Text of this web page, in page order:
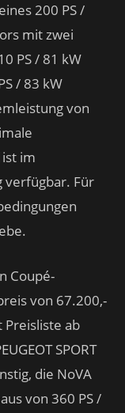
200 PS /
mit zwei
PS / 81 kW
/ 83 kW
von
im
verfügbar. Für
Coupé-
von 67.200,-
Preisliste ab
SPORT
die NoVA
von 360 PS /